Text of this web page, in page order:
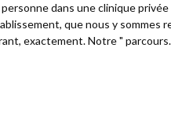
dans une clinique
que nous y sommes
exactement. Notre "